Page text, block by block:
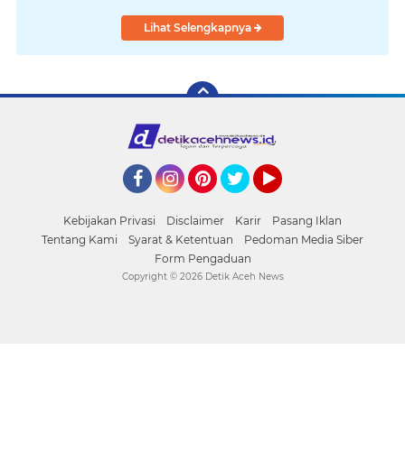
Lihat Selengkapnya
Kebijakan Privasi Disclaimer Karir
Pasang Iklan
Tentang Kami
Syarat & Ketentuan
Pedoman Media Siber
Form Pengaduan
Copyright © 2026 Detik Aceh News